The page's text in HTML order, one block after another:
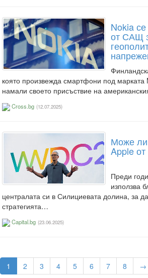
Nokia се
от САЩ
която произвежда смартфони под
намали своето присъствие на
Cross.bg (12.07.2025)
Може ли
Apple
Преди
използва
централата си в Силициевата долина, за
стратегията…
Capital.bg (23.06.2025)
1 2 3 4 5 6 7 8 →